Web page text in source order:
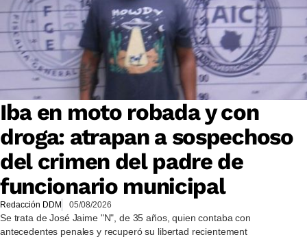
Iba en moto robada y con
droga: atrapan a sospechoso
del crimen del padre de
funcionario municipal
Redacción DDM 05/08/2026
Se trata de José Jaime "N", de 35 años, quien contaba con
antecedentes penales y recuperó su libertad recientement